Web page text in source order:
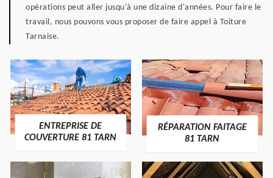
opérations peut aller jusqu'à une dizaine d'années. Pour faire le
travail, nous pouvons vous proposer de faire appel à Toiture
Tarnaise.
ENTREPRISE DE
COUVERTURE 81 TARN
RÉPARATION FAITAGE
81 TARN